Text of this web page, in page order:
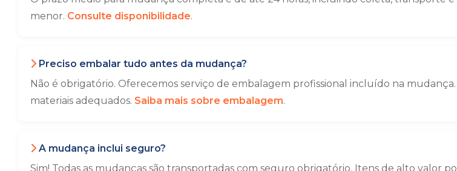
menor. Consulte disponibilidade.
Preciso embalar tudo antes da mudança?
Não é obrigatório. Oferecemos serviço de embalagem profissional incluído na
materiais adequados. Saiba mais sobre embalagem.
A mudança inclui seguro?
Sim! Todas as mudanças são transportadas com seguro obrigatório. Itens de alto valor